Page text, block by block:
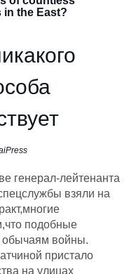
in the East?
генерал-лейтенанта
взяли на
подобные
обычаям войны.
пристало
на улицах